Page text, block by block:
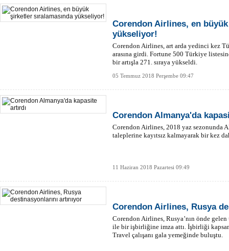
Corendon Airlines, en
yükseliyor!
Corendon Airlines, art arda yedinci kez
arasına girdi. Fortune 500 Türkiye
bir artışla 271. sıraya yükseldi.
05 Temmuz 2018 Perşembe 09:47
Corendon Almanya'da
Corendon Airlines, 2018 yaz sezonunda
taleplerine kayıtsız kalmayarak bir kez
11 Haziran 2018 Pazartesi 09:49
Corendon Airlines, Rusya
Corendon Airlines, Rusya’nın önde
ile bir işbirliğine imza attı. İşbirliği
Travel çalışanı gala yemeğinde buluştu.